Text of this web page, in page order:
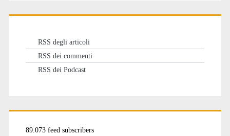
RSS degli articoli
RSS dei commenti
RSS dei Podcast
89.073 feed subscribers